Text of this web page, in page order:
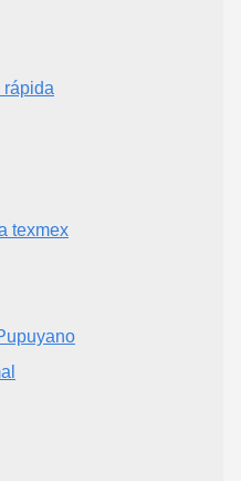
rápida
texmex